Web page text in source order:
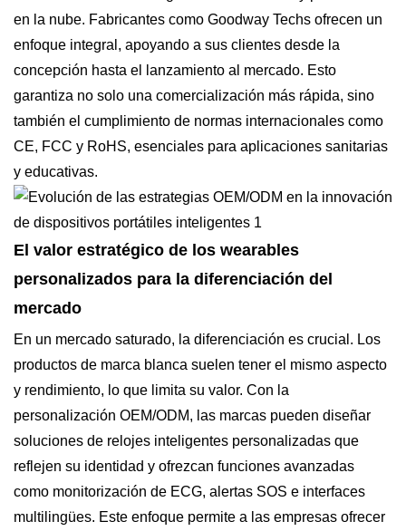
en la nube. Fabricantes como Goodway Techs ofrecen un
enfoque integral, apoyando a sus clientes desde la
concepción hasta el lanzamiento al mercado. Esto
garantiza no solo una comercialización más rápida, sino
también el cumplimiento de normas internacionales como
CE, FCC y RoHS, esenciales para aplicaciones sanitarias
y educativas.
El valor estratégico de los wearables
personalizados para la diferenciación del
mercado
En un mercado saturado, la diferenciación es crucial. Los
productos de marca blanca suelen tener el mismo aspecto
y rendimiento, lo que limita su valor. Con la
personalización OEM/ODM, las marcas pueden diseñar
soluciones de relojes inteligentes personalizadas que
reflejen su identidad y ofrezcan funciones avanzadas
como monitorización de ECG, alertas SOS e interfaces
multilingües. Este enfoque permite a las empresas ofrecer